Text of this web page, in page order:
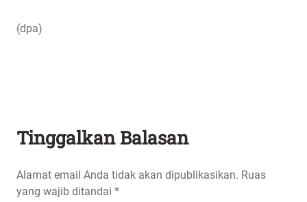
(dpa)
Tinggalkan Balasan
Alamat email Anda tidak akan dipublikasikan. Ruas
yang wajib ditandai *